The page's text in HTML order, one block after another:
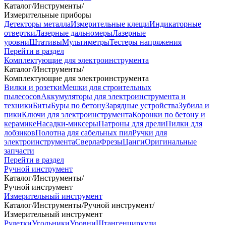
Каталог/Инструменты/
Измерительные приборы
Детекторы металлаИзмерительные клещиИндикаторные
отверткиЛазерные дальномерыЛазерные
уровниШтативыМультиметрыТестеры напряжения
Перейти в раздел
Комплектующие для электроинструмента
Каталог/Инструменты/
Комплектующие для электроинструмента
Вилки и розеткиМешки для строительных
пылесосовАккумуляторы для электроинструмента и
техникиБитыБуры по бетонуЗарядные устройстваЗубила и
пикиКлючи для электроинструментаКоронки по бетону и
керамикеНасадки-миксерыПатроны для дрелиПилки для
лобзиковПолотна для сабельных пилРучки для
электроинструментаСверлаФрезыЦангиОригинальные
запчасти
Перейти в раздел
Ручной инструмент
Каталог/Инструменты/
Ручной инструмент
Измерительный инструмент
Каталог/Инструменты/Ручной инструмент/
Измерительный инструмент
РулеткиУгольникиУровниШтангенциркули